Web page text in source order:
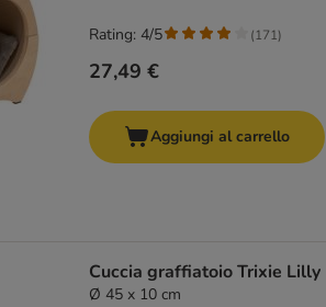
27,49 €
Rating: 4/5 (171)
Aggiungi al carrello
Cuccia graffiatoio Trixie Lilly
Ø 45 x 10 cm